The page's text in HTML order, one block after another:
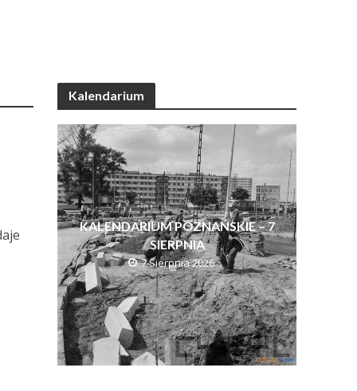
Kalendarium
KALENDARIUM POZNAŃSKIE – 7
SIERPNIA
7 Sierpnia 2026